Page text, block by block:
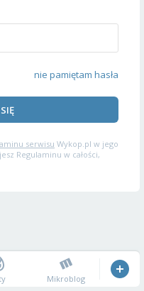
nie pamiętam hasła
serwisu Wykop.pl w jego
Regulaminu w całości,
Mikroblog